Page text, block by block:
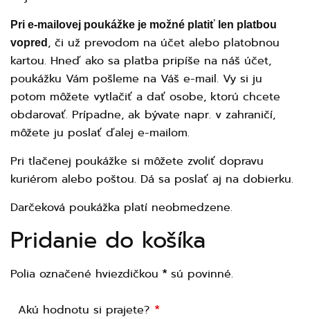
Pri e-mailovej poukážke je možné platiť len platbou
vopred , či už prevodom na účet alebo platobnou
kartou. Hneď ako sa platba pripíše na náš účet,
poukážku Vám pošleme na Váš e-mail. Vy si ju
potom môžete vytlačiť a dať osobe, ktorú chcete
obdarovať. Prípadne, ak bývate napr. v zahraničí,
môžete ju poslať ďalej e-mailom.
Pri tlačenej poukážke si môžete zvoliť dopravu
kuriérom alebo poštou. Dá sa poslať aj na dobierku.
Darčeková poukážka platí neobmedzene.
Pridanie do košíka
Polia označené hviezdičkou * sú povinné.
Akú hodnotu si prajete?